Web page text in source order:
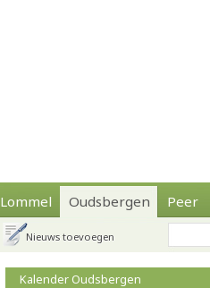
Lommel Oudsbergen Peer
Nieuws toevoegen
Kalender Oudsbergen